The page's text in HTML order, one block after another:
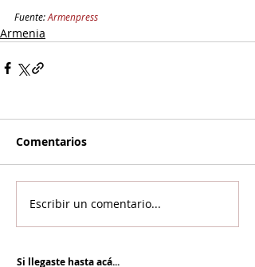
Fuente: Armenpress
Armenia
Comentarios
Escribir un comentario...
Si llegaste hasta acá...